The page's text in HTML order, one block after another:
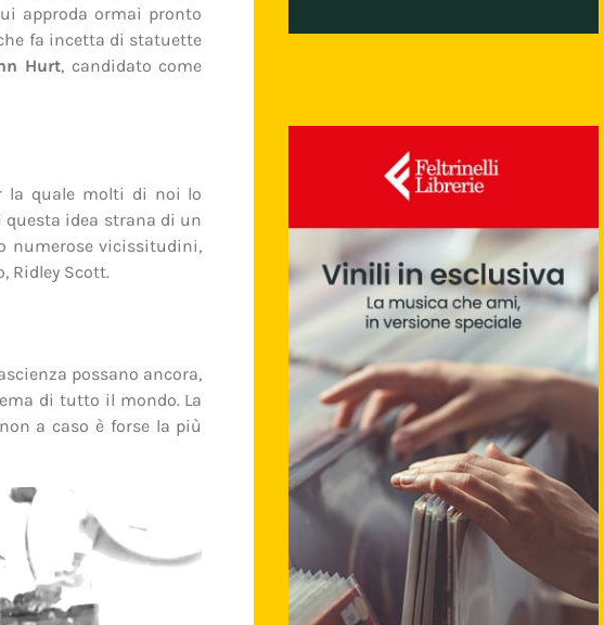
approda ormai pronto
fa incetta di statuette
Hurt, candidato come
la quale molti di noi lo
idea strana di un
numerose vicissitudini,
Ridley Scott.
possano ancora,
di tutto il mondo. La
a caso è forse la più